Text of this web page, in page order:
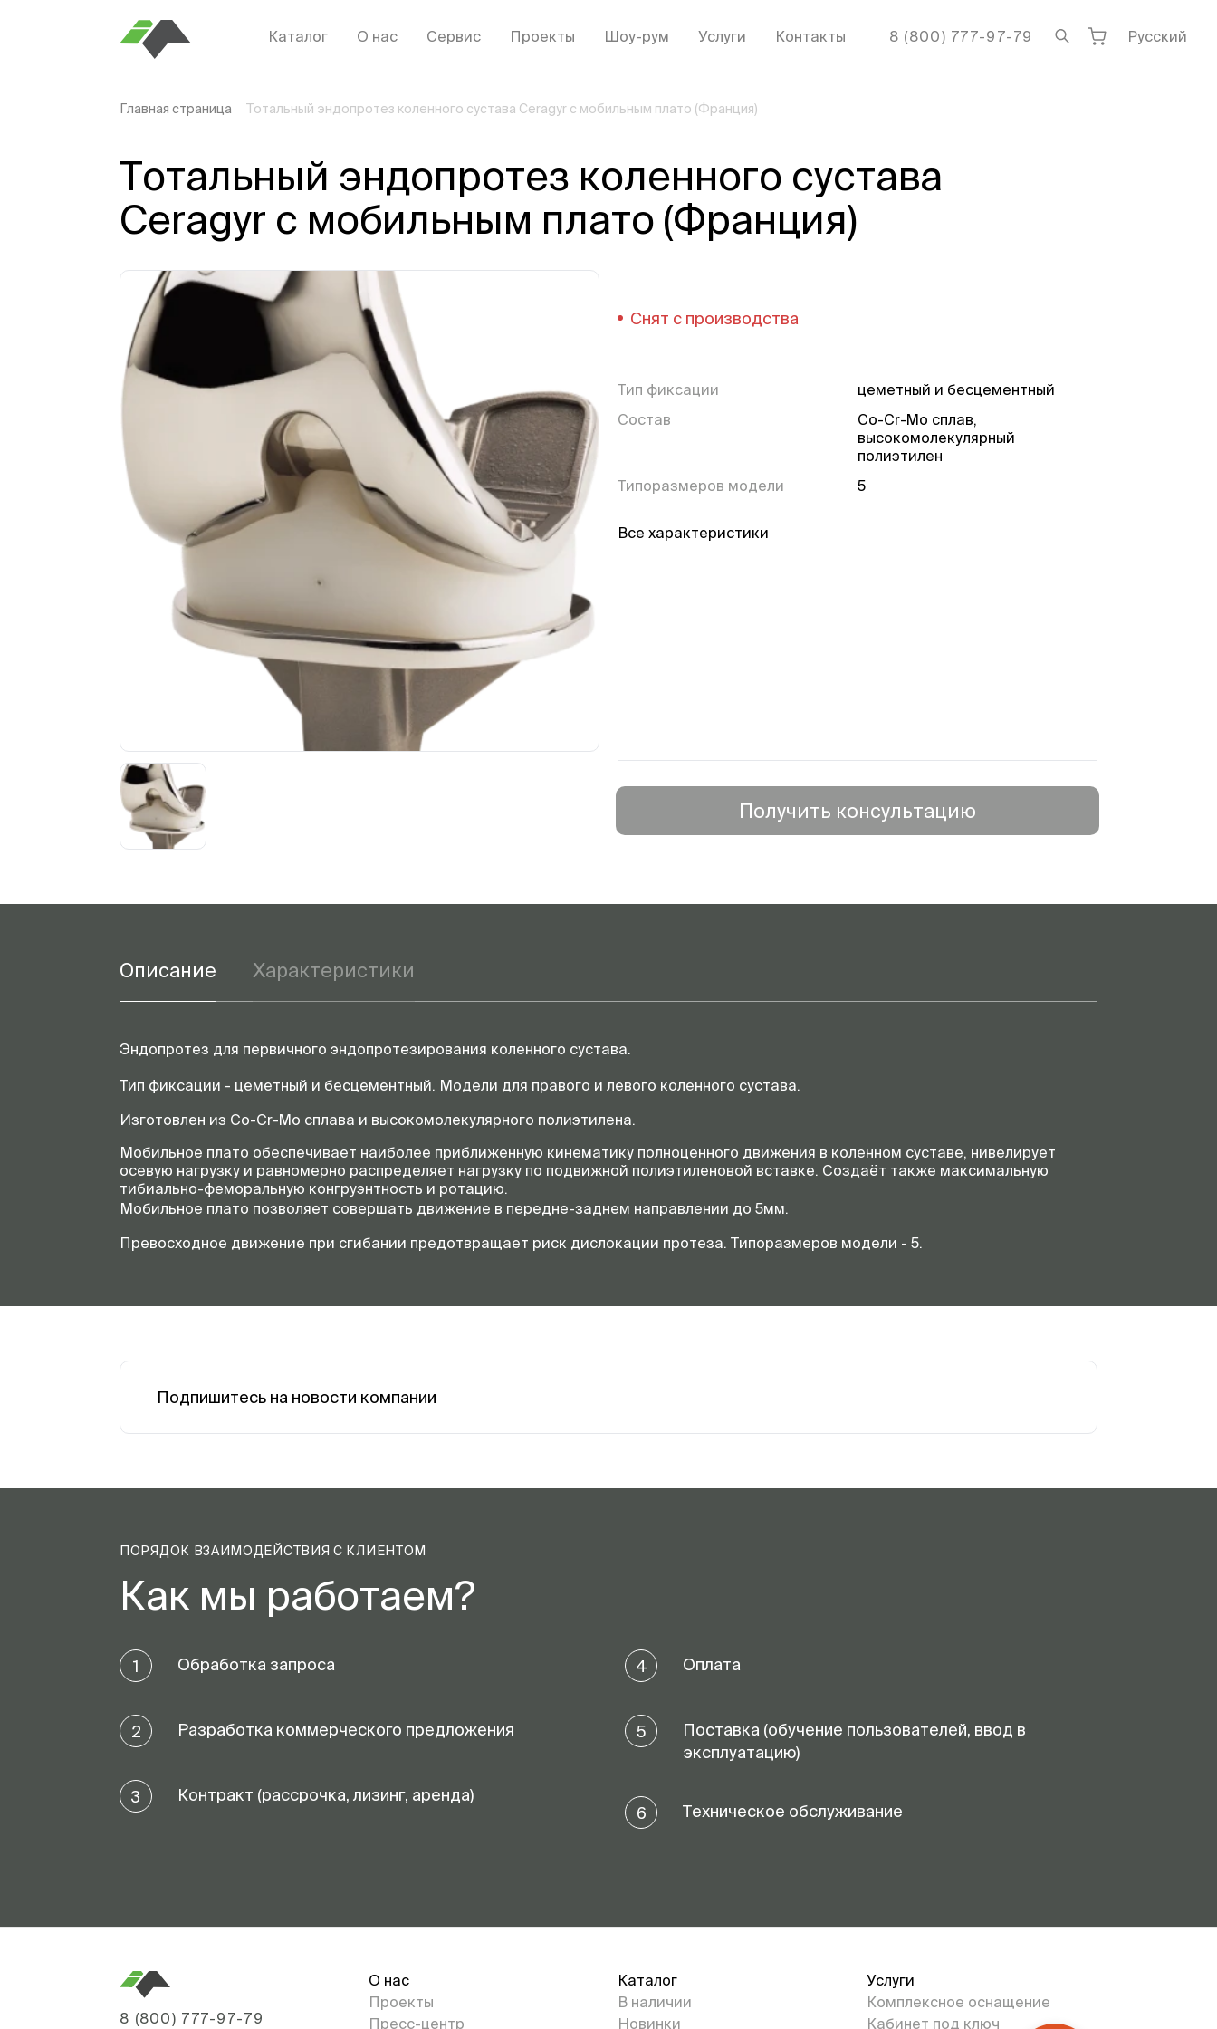
Каталог О нас Сервис Проекты Шоу-рум Услуги Контакты 8 (800) 777-97-79 Русский
Главная страница Тотальный эндопротез коленного сустава Ceragyr с мобильным плато (Франция)
Тотальный эндопротез коленного сустава
Ceragyr с мобильным плато (Франция)
Снят с производства
Тип фиксации
цеметный и бесцементный
Состав
Co-Cr-Mo сплав,
высокомолекулярный
полиэтилен
Типоразмеров модели
5
Все характеристики
Получить консультацию
Описание Характеристики
Эндопротез для первичного эндопротезирования коленного сустава.
Тип фиксации - цеметный и бесцементный. Модели для правого и левого коленного сустава.
Изготовлен из Co-Cr-Mo сплава и высокомолекулярного полиэтилена.
Мобильное плато обеспечивает наиболее приближенную кинематику полноценного движения в коленном суставе, нивелирует
осевую нагрузку и равномерно распределяет нагрузку по подвижной полиэтиленовой вставке. Создаёт также максимальную
тибиально-феморальную конгруэнтность и ротацию.
Мобильное плато позволяет совершать движение в передне-заднем направлении до 5мм.
Превосходное движение при сгибании предотвращает риск дислокации протеза. Типоразмеров модели - 5.
Подпишитесь на новости компании
ПОРЯДОК ВЗАИМОДЕЙСТВИЯ С КЛИЕНТОМ
Как мы работаем?
1 Обработка запроса
2 Разработка коммерческого предложения
3 Контракт (рассрочка, лизинг, аренда)
4 Оплата
5
Поставка (обучение пользователей, ввод в
эксплуатацию)
6 Техническое обслуживание
8 (800) 777-97-79
О нас
Проекты
Пресс-центр
Каталог
В наличии
Новинки
Услуги
Комплексное оснащение
Кабинет под ключ